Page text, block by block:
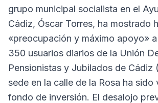
grupo municipal socialista en el
Cádiz, Óscar Torres, ha mostrado
«preocupación y máximo apoyo»
350 usuarios diarios de la Unión
Pensionistas y Jubilados de Cádiz
sede en la calle de la Rosa ha sido
fondo de inversión. El desalojo